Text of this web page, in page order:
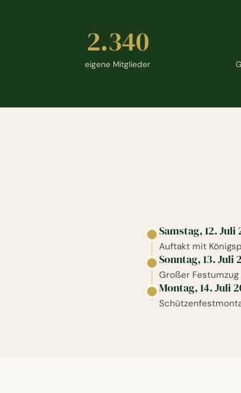
Eckdaten
2.340
eigene Mitglieder
Samstag, 12. Juli
Auftakt mit
Sonntag, 13. Juli
Großer
Montag, 14. Juli